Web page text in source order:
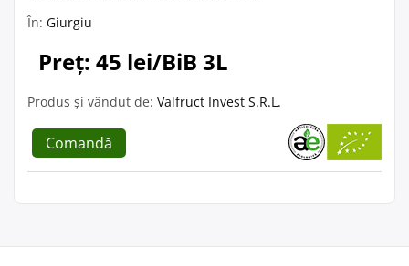
În: Giurgiu
Preț: 45 lei/BiB 3L
Produs și vândut de: Valfruct Invest S.R.L.
Comandă